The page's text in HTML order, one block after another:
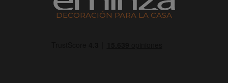
DECORACIÓN PARA LA CASA